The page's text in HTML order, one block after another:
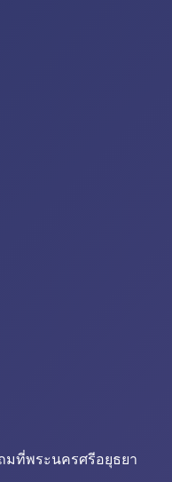
มที่พระนครศรีอยุธยา